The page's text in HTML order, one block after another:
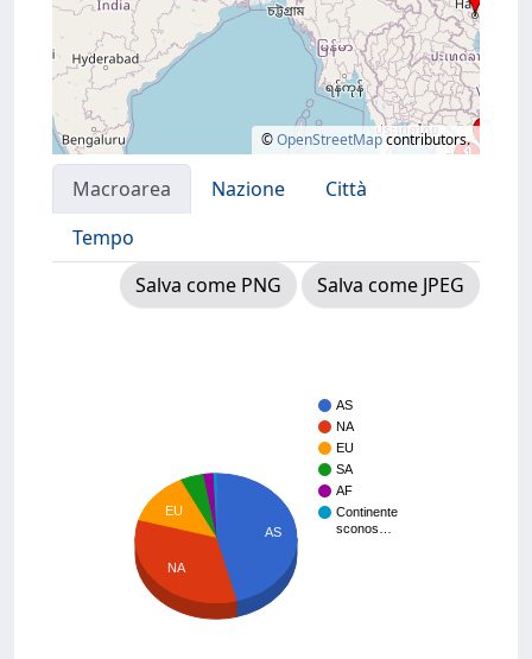
©OpenStreetMapcontributors.
Macroarea Nazione
Città
Tempo
Salva come PNG
Salva come JPEG
AS
NA
EU
SA
AF
Continente
sconos…
AS
EU
NA